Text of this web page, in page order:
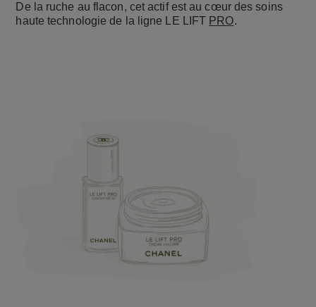
De la ruche au flacon, cet actif est au cœur des soins
haute technologie de la ligne LE LIFT PRO.